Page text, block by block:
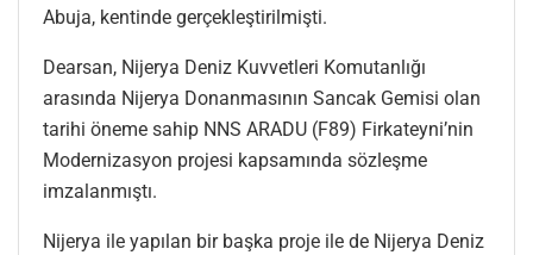
Abuja, kentinde gerçekleştirilmişti.
Dearsan, Nijerya Deniz Kuvvetleri Komutanlığı
arasında Nijerya Donanmasının Sancak Gemisi olan
tarihi öneme sahip NNS ARADU (F89) Firkateyni’nin
Modernizasyon projesi kapsamında sözleşme
imzalanmıştı.
Nijerya ile yapılan bir başka proje ile de Nijerya Deniz